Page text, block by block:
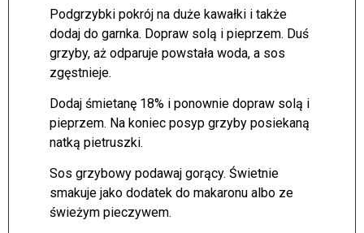
Podgrzybki pokrój na duże kawałki i także
dodaj do garnka. Dopraw solą i pieprzem. Duś
grzyby, aż odparuje powstała woda, a sos
zgęstnieje.
Dodaj śmietanę 18% i ponownie dopraw solą i
pieprzem. Na koniec posyp grzyby posiekaną
natką pietruszki.
Sos grzybowy podawaj gorący. Świetnie
smakuje jako dodatek do makaronu albo ze
świeżym pieczywem.